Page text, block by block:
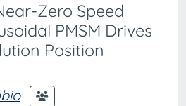
Zero Speed
PMSM Drives
Position